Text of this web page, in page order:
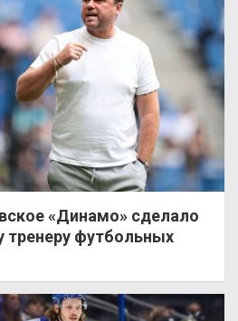
«Динамо» сделало
тренеру футбольных